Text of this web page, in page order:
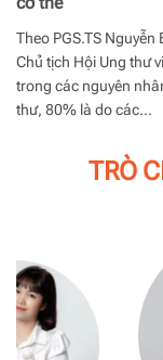
Theo PGS.TS Nguyễn
Chủ tịch Hội Ung thư
trong các nguyên
thư, 80% là do các…
TRÒ